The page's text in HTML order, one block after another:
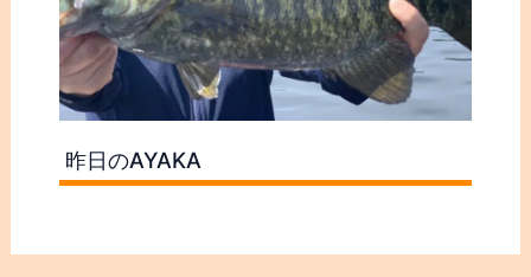
昨日のAYAKA